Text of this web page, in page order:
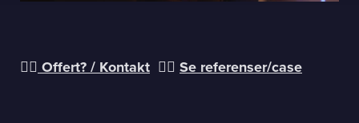
About Us / Contact
👇🏻 Offert? / Kontakt ✌🏻 Se referenser/case